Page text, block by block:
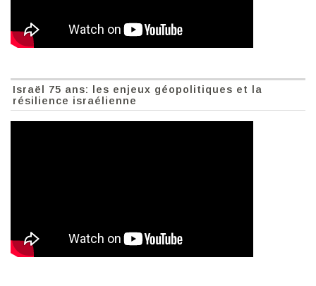
Israël 75 ans: les enjeux géopolitiques et la
résilience israélienne